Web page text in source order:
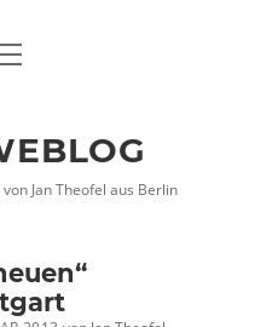
facebook
xing
Jan Theofel aus Berlin